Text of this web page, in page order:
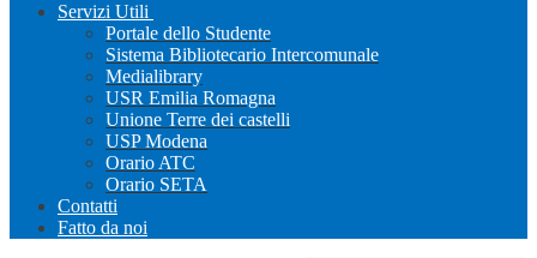
Servizi Utili
Portale dello Studente
Sistema Bibliotecario Intercomunale
Medialibrary
USR Emilia Romagna
Unione Terre dei castelli
USP Modena
Orario ATC
Orario SETA
Contatti
Fatto da noi